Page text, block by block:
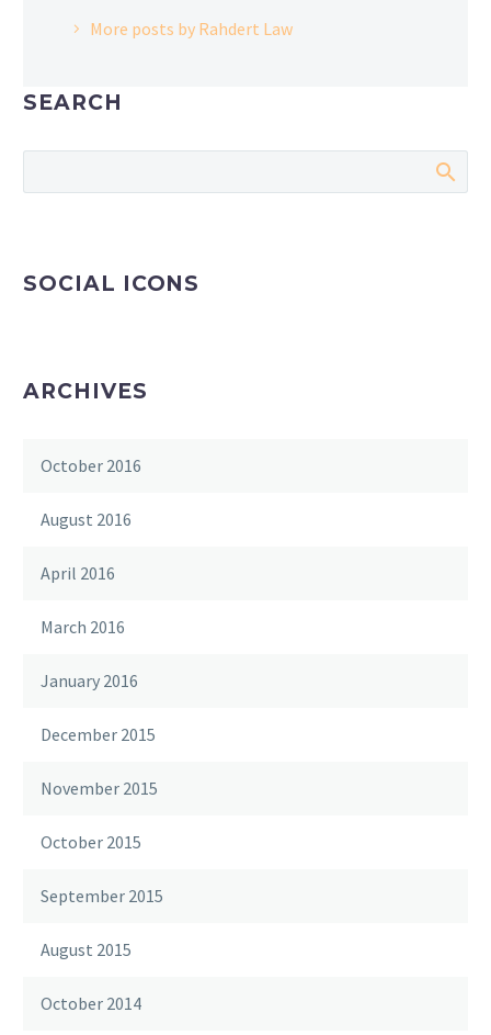
More posts by Rahdert Law
SEARCH
SOCIAL ICONS
ARCHIVES
October 2016
August 2016
April 2016
March 2016
January 2016
December 2015
November 2015
October 2015
September 2015
August 2015
October 2014